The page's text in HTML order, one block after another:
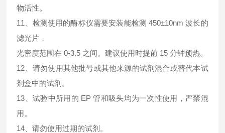
物活性。
11、检测使用的酶标仪需要安装能检测 450±10nm 波长的
滤光片，
光密度范围在 0-3.5 之间。建议使用时提前 15 分钟预热。
12、请勿使用其他批号或其他来源的试剂混合或替代本试
剂盒中的试剂。
13、试验中所用的 EP 管和吸头均为一次性使用，严禁混
用。
14、请勿使用过期的试剂。